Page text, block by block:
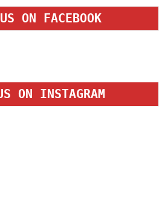
ON FACEBOOK
ON INSTAGRAM